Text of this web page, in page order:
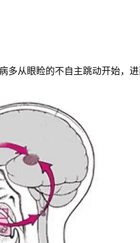
从眼睑的不自主跳动开始，